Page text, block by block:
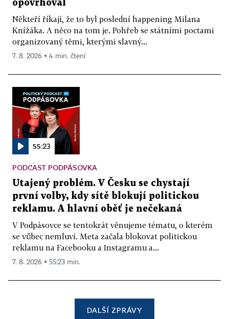
opovrhoval
Někteří říkají, že to byl poslední happening Milana
Knížáka. A něco na tom je. Pohřeb se státními poctami
organizovaný těmi, kterými slavný...
7. 8. 2026 ▪ 4 min. čtení
55:23
PODCAST PODPÁSOVKA
Utajený problém. V Česku se chystají
první volby, kdy sítě blokují politickou
reklamu. A hlavní oběť je nečekaná
V Podpásovce se tentokrát věnujeme tématu, o kterém
se vůbec nemluví. Meta začala blokovat politickou
reklamu na Facebooku a Instagramu a...
7. 8. 2026 ▪ 55:23 min.
DALŠÍ ZPRÁVY